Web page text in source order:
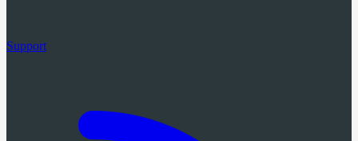
Support